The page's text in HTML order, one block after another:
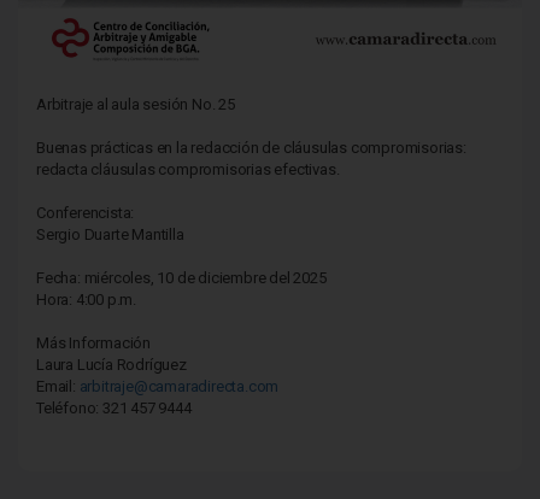
Arbitraje al aula sesión No. 25
Buenas prácticas en la redacción de cláusulas compromisorias:
redacta cláusulas compromisorias efectivas.
Conferencista:
Sergio Duarte Mantilla
Fecha: miércoles, 10 de diciembre del 2025
Hora: 4:00 p.m.
Más Información
Laura Lucía Rodríguez
Email: arbitraje@camaradirecta.com
Teléfono: 321 457 9444